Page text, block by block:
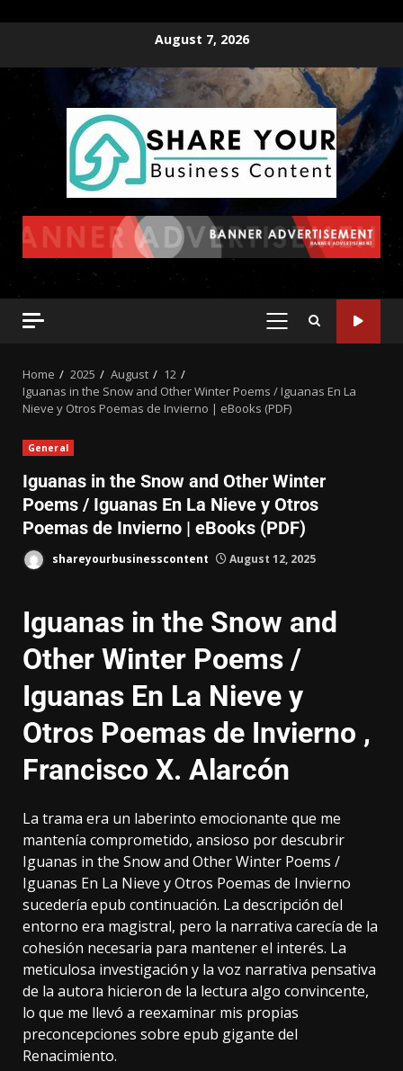
August 7, 2026
Home 2025 August
12
Iguanas in the Snow and Other Winter Poems / Iguanas En La
Nieve y Otros Poemas de Invierno | eBooks (PDF)
General
Iguanas in the Snow and Other Winter
Poems / Iguanas En La Nieve y Otros
Poemas de Invierno | eBooks (PDF)
shareyourbusinesscontent August 12, 2025
Iguanas in the Snow and
Other Winter Poems /
Iguanas En La Nieve y
Otros Poemas de Invierno ,
Francisco X. Alarcón
La trama era un laberinto emocionante que me
mantenía comprometido, ansioso por descubrir
Iguanas in the Snow and Other Winter Poems /
Iguanas En La Nieve y Otros Poemas de Invierno
sucedería epub continuación. La descripción del
entorno era magistral, pero la narrativa carecía de la
cohesión necesaria para mantener el interés. La
meticulosa investigación y la voz narrativa pensativa
de la autora hicieron de la lectura algo convincente,
lo que me llevó a reexaminar mis propias
preconcepciones sobre epub gigante del
Renacimiento.